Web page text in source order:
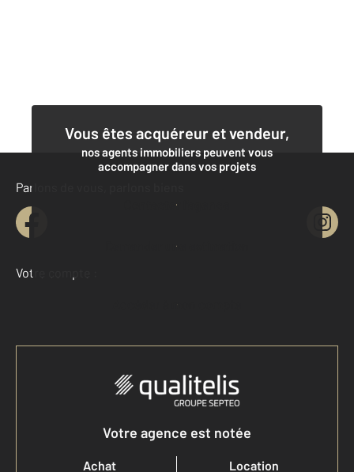
Vous êtes acquéreur et vendeur,
nos agents immobiliers peuvent vous
accompagner dans vos projets
Contacter l'agence
Demander une estimation
Parlons de vous, parlons biens
Votre compte :
Accéder à mon compte
Votre agence est notée
Achat
Location